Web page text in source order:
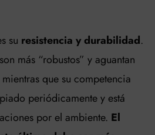
su resistencia y durabilidad.
más “robustos” y aguantan
que su competencia
periódicamente y está
por el ambiente. El